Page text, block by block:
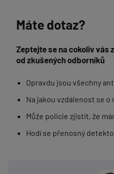
Máte dotaz?
Zeptejte se na cokoliv vás
od zkušených odborníků
Opravdu jsou všechny
Na jakou vzdálenost se o
Může policie zjistit, že
Hodí se přenosný